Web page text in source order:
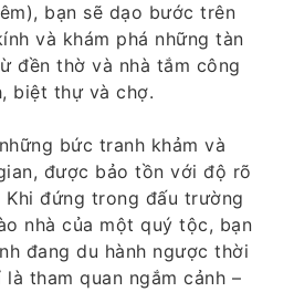
bạn sẽ dạo bước trên
và khám phá những tàn
đền thờ và nhà tắm công
biệt thự và chợ.
bức tranh khảm và
được bảo tồn với độ rõ
Khi đứng trong đấu trường
nhà của một quý tộc, bạn
đang du hành ngược thời
tham quan ngắm cảnh –